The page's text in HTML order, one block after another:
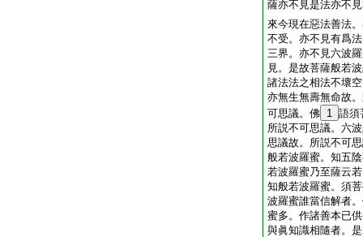
薩亦不見是法亦不
來今現在惡法善法
不受。亦不見有爲
三界。亦不見六波
見。是故菩薩般若
諸法法之相法不壞
亦無生無壽無命故
可思議。佛 1 語須
所説不可思議。六
思議故。所説不可
般若波羅蜜。知五
若波羅蜜乃至薩云
知般若波羅蜜。須
波羅蜜誰當信解者
蜜多。作諸善本已
與眞知識相隨者。